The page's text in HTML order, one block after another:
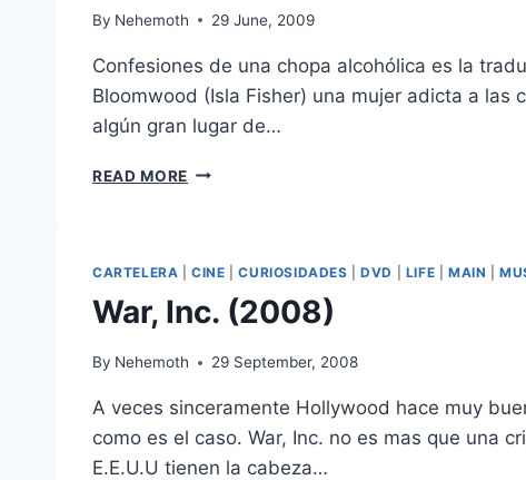
By Nehemoth 29 June, 2009
Confesiones de una chopa alcohólica es la
Bloomwood (Isla Fisher) una mujer adicta a las
algún gran lugar de…
READ MORE CONFESSIONS
(2009)
CARTELERA |CINE |CURIOSIDADES |DVD LIFE |MAIN |
War, Inc. (2008)
By Nehemoth 29 September, 2008
A veces sinceramente Hollywood hace muy
como es el caso. War, Inc. no es mas que una
E.E.U.U tienen la cabeza…